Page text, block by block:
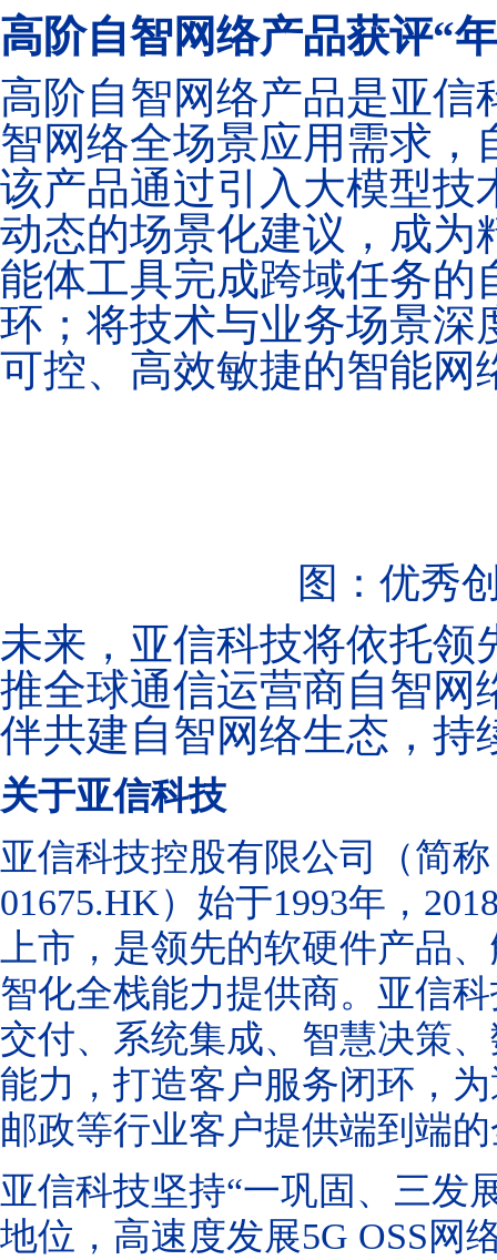
高阶自智网络产品获评“
高阶自智网络产品是亚信
智网络全场景应用需求，
该产品通过引入大模型技
动态的场景化建议，成为
能体工具完成跨域任务的
环；将技术与业务场景深
可控、高效敏捷的智能网
图：优秀
未来，亚信科技将依托领
推全球通信运营商自智网
伴共建自智网络生态，持
关于亚信科技
亚信科技控股有限公司（简
01675.HK）始于1993年，
上市，是领先的软硬件产品
智化全栈能力提供商。 亚信
交付、系统集成、智慧决策
能力，打造客户服务闭环，
邮政等行业客户提供端到端
亚信科技坚持“一巩固、三发
地位，高速度发展5G OSS网